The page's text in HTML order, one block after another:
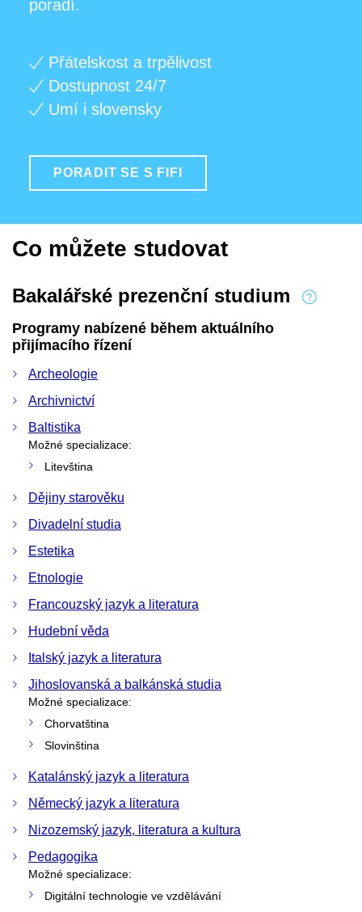
poradí.
Přátelskost a trpělivost
Dostupnost 24/7
Umí i slovensky
PORADIT SE S FIFI
Co můžete studovat
Bakalářské prezenční studium
Programy nabízené během aktuálního
přijímacího řízení
Archeologie
Archivnictví
Baltistika
Možné specializace:
Litevština
Dějiny starověku
Divadelní studia
Estetika
Etnologie
Francouzský jazyk a literatura
Hudební věda
Italský jazyk a literatura
Jihoslovanská a balkánská studia
Možné specializace:
Chorvatština
Slovinština
Katalánský jazyk a literatura
Německý jazyk a literatura
Nizozemský jazyk, literatura a kultura
Pedagogika
Možné specializace:
Digitální technologie ve vzdělávání